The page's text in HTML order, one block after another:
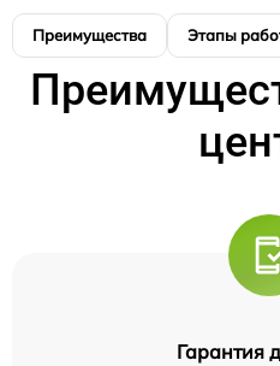
Преимущества Этапы
Гарантия